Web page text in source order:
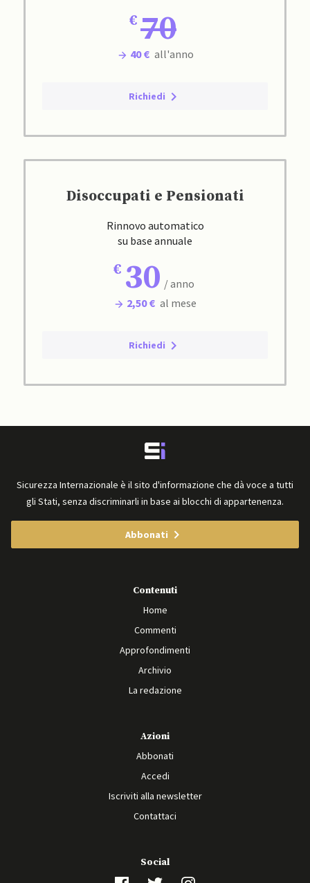
70
40 € all'anno
Richiedi
Disoccupati e Pensionati
Rinnovo automatico
su base annuale
30 / anno
2,50 € al mese
Richiedi
Sicurezza Internazionale è il sito d'informazione che dà voce a tutti
gli Stati, senza discriminarli in base ai blocchi di appartenenza.
Abbonati
Contenuti
Home
Commenti
Approfondimenti
Archivio
La redazione
Azioni
Abbonati
Accedi
Iscriviti alla newsletter
Contattaci
Social